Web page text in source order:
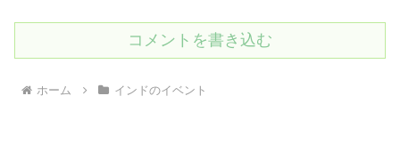
コメントを書き込む
ホーム インドのイベント